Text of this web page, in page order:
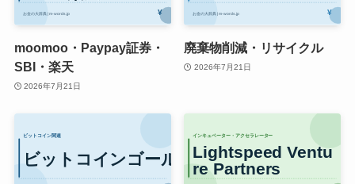
moomoo・Paypay証券・
SBI・楽天
2026年7月21日
廃棄物削減・リサイクル
2026年7月21日